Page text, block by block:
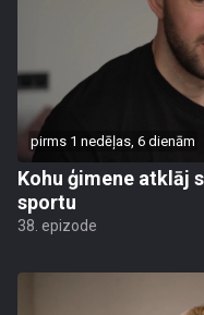
pirms 1 nedēļas, 6 dienām
Kohu ģimene atklāj
sportu
38. epizode